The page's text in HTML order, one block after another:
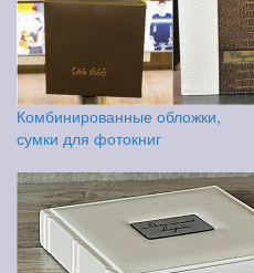
Комбинированные обложки,
сумки для фотокниг